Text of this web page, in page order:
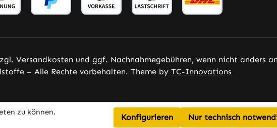
Versandkosten und ggf. Nachnahmegebühren, wenn nicht anders
– Alle Rechte vorbehalten. Theme by TC-Innovations
zu können.
Nur technisch
Konfigurieren